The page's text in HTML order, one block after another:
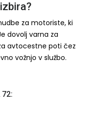
za motoriste, ki
dovolj varna za
avtocestne poti čez
vožnjo v službo.